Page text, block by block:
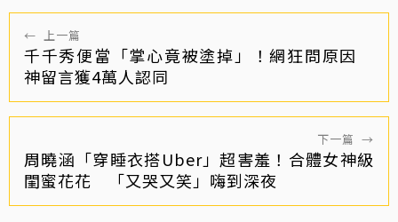
← 上一篇
千千秀便當「掌心竟被塗掉」！網狂問原因
神留言獲4萬人認同
下一篇 →
周曉涵「穿睡衣搭Uber」超害羞！合體女神級
閨蜜花花 「又哭又笑」嗨到深夜